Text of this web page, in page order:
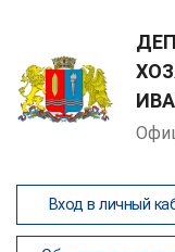
Вход в личный